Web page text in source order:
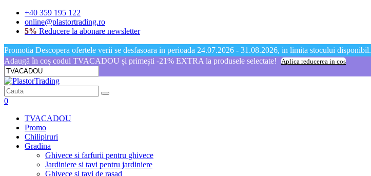
+40 359 195 122
online@plastortrading.ro
5% Reducere la abonare newsletter
Promotia Descopera ofertele verii se desfasoara in perioada 24.07.2026 - 31.08.2026, in limita stocului disponibil.
Adaugă în coș codul TVACADOU și primești -21% EXTRA la produsele selectate!
Aplica reducerea in cos
0
TVACADOU
Promo
Chilipiruri
Gradina
Ghivece si farfurii pentru ghivece
Jardiniere si tavi pentru jardiniere
Ghivece si tavi de rasad